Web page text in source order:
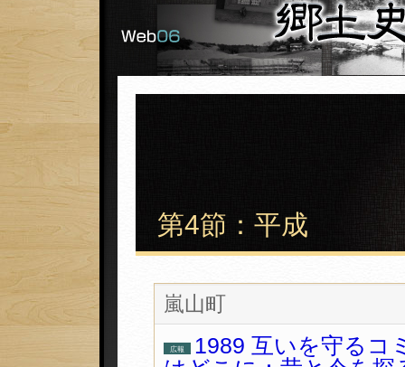
第4節：平成
嵐山町
広報
1989 互いを守るコ